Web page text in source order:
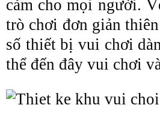
cảm cho mọi người.
trò chơi đơn giản
số thiết bị vui chơi
thể đến đây vui chơi